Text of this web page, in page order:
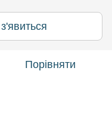
Порівняти